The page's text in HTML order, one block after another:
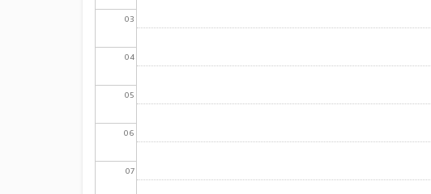
03
04
05
06
07